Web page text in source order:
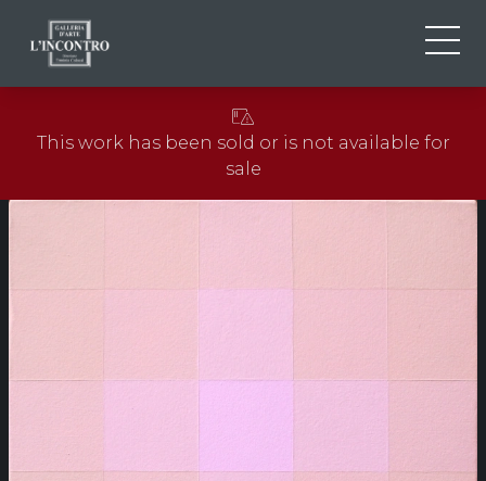
EN
NEWS AND EVENTS
This work has been sold or is not available for
sale